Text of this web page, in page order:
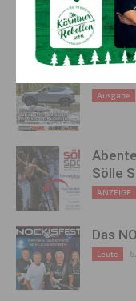
Ausgabe
Sölle
ANZEIGE
Das
Leute